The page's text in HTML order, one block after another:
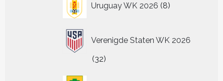
Uruguay WK 2026 8
producten
Verenigde Staten WK 2026
3232